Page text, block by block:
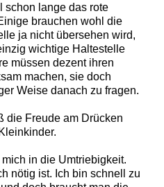
schon lange das rote
brauchen wohl die
ja nicht übersehen wird,
wichtige Haltestelle
müssen dezent ihren
machen, sie doch
Weise danach zu fragen.
die Freude am Drücken
in die Umtriebigkeit.
nötig ist. Ich bin schnell zu